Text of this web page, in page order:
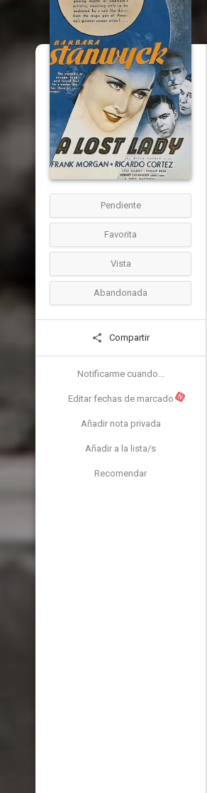
Pendiente
Favorita
Vista
Abandonada
Compartir
Notificarme cuando...
Editar fechas de marcado N
Añadir nota privada
Añadir a la lista/s
Recomendar